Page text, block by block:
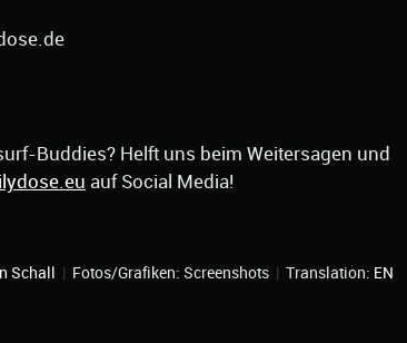
Buddies? Helft uns beim Weitersagen und
auf Social Media!
Schall | Fotos/Grafiken: Screenshots | Translation: EN